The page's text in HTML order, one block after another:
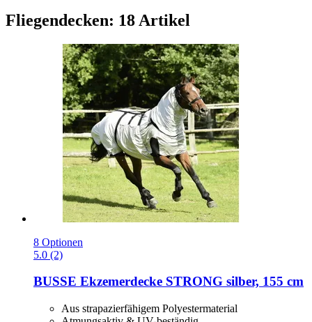
Fliegendecken: 18 Artikel
8 Optionen
5.0 (2)
BUSSE Ekzemerdecke STRONG silber, 155 cm
Aus strapazierfähigem Polyestermaterial